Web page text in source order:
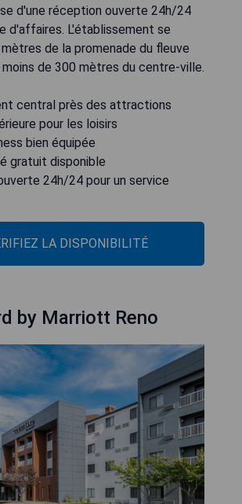
d'une réception ouverte 24h/24
d'affaires. L'établissement se
de la promenade du fleuve
de 300 mètres du centre-ville.
central près des attractions
pour les loisirs
bien équipée
gratuit disponible
24h/24 pour un service
LA DISPONIBILITÉ
by Marriott Reno